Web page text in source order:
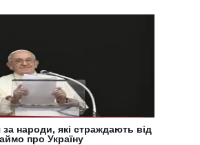
народи, які страждають від
про Україну